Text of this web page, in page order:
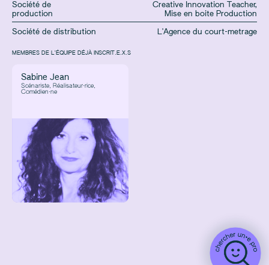
Société de
production
Creative Innovation Teacher,
Mise en boite Production
Société de distribution L'Agence du court-metrage
MEMBRES DE L'ÉQUIPE DÉJÀ INSCRIT.E.X.S
Sabine Jean
Scénariste, Réalisateur·rice,
Comédien·ne